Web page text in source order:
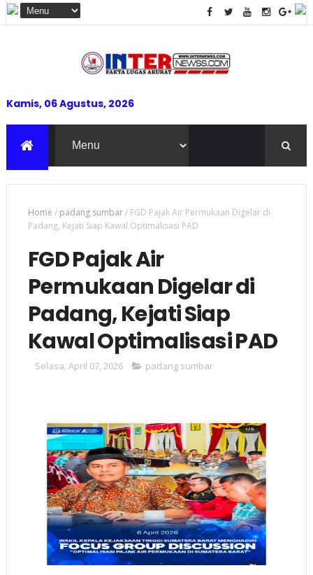
Kamis, 06 Agustus, 2026
Home / padang sumbar/ FGD Pajak Air Permukaan Digelar di
Padang, Kejati Siap Kawal Optimalisasi PAD
FGD Pajak Air
Permukaan Digelar di
Padang, Kejati Siap
Kawal Optimalisasi PAD
Selasa, April 07, 2026 padang sumbar